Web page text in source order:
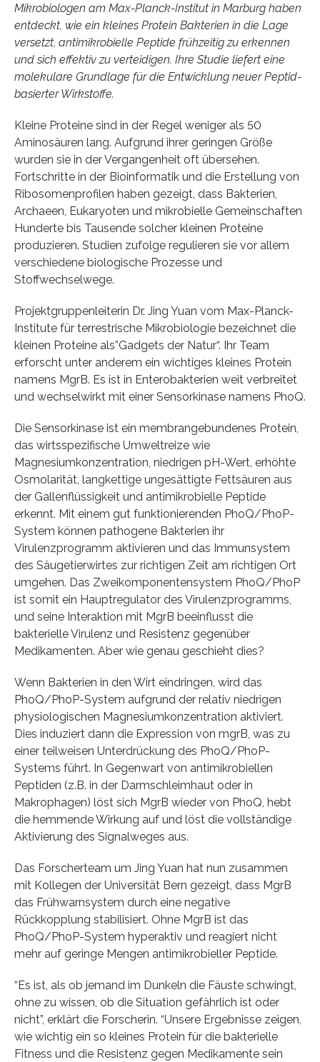
Mikrobiologen am Max-Planck-Institut in Marburg haben
entdeckt, wie ein kleines Protein Bakterien in die Lage
versetzt, antimikrobielle Peptide frühzeitig zu erkennen
und sich effektiv zu verteidigen. Ihre Studie liefert eine
molekulare Grundlage für die Entwicklung neuer Peptid-
basierter Wirkstoffe.
Kleine Proteine sind in der Regel weniger als 50
Aminosäuren lang. Aufgrund ihrer geringen Größe
wurden sie in der Vergangenheit oft übersehen.
Fortschritte in der Bioinformatik und die Erstellung von
Ribosomenprofilen haben gezeigt, dass Bakterien,
Archaeen, Eukaryoten und mikrobielle Gemeinschaften
Hunderte bis Tausende solcher kleinen Proteine
produzieren. Studien zufolge regulieren sie vor allem
verschiedene biologische Prozesse und
Stoffwechselwege.
Projektgruppenleiterin Dr. Jing Yuan vom Max-Planck-
Institute für terrestrische Mikrobiologie bezeichnet die
kleinen Proteine als”Gadgets der Natur“. Ihr Team
erforscht unter anderem ein wichtiges kleines Protein
namens MgrB. Es ist in Enterobakterien weit verbreitet
und wechselwirkt mit einer Sensorkinase namens PhoQ.
Die Sensorkinase ist ein membrangebundenes Protein,
das wirtsspezifische Umweltreize wie
Magnesiumkonzentration, niedrigen pH-Wert, erhöhte
Osmolarität, langkettige ungesättigte Fettsäuren aus
der Gallenflüssigkeit und antimikrobielle Peptide
erkennt. Mit einem gut funktionierenden PhoQ/PhoP-
System können pathogene Bakterien ihr
Virulenzprogramm aktivieren und das Immunsystem
des Säugetierwirtes zur richtigen Zeit am richtigen Ort
umgehen. Das Zweikomponentensystem PhoQ/PhoP
ist somit ein Hauptregulator des Virulenzprogramms,
und seine Interaktion mit MgrB beeinflusst die
bakterielle Virulenz und Resistenz gegenüber
Medikamenten. Aber wie genau geschieht dies?
Wenn Bakterien in den Wirt eindringen, wird das
PhoQ/PhoP-System aufgrund der relativ niedrigen
physiologischen Magnesiumkonzentration aktiviert.
Dies induziert dann die Expression von mgrB, was zu
einer teilweisen Unterdrückung des PhoQ/PhoP-
Systems führt. In Gegenwart von antimikrobiellen
Peptiden (z.B. in der Darmschleimhaut oder in
Makrophagen) löst sich MgrB wieder von PhoQ, hebt
die hemmende Wirkung auf und löst die vollständige
Aktivierung des Signalweges aus.
Das Forscherteam um Jing Yuan hat nun zusammen
mit Kollegen der Universität Bern gezeigt, dass MgrB
das Frühwarnsystem durch eine negative
Rückkopplung stabilisiert. Ohne MgrB ist das
PhoQ/PhoP-System hyperaktiv und reagiert nicht
mehr auf geringe Mengen antimikrobieller Peptide.
“Es ist, als ob jemand im Dunkeln die Fäuste schwingt,
ohne zu wissen, ob die Situation gefährlich ist oder
nicht”, erklärt die Forscherin. “Unsere Ergebnisse zeigen,
wie wichtig ein so kleines Protein für die bakterielle
Fitness und die Resistenz gegen Medikamente sein